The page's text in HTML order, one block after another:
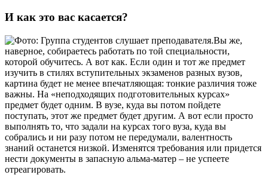
И как это вас касается?
Вы же,
наверное, собираетесь работать по той специальности,
которой обучитесь. А вот как. Если один и тот же предмет
изучить в стилях вступительных экзаменов разных вузов,
картина будет не менее впечатляющая: тонкие различия тоже
важны. На «неподходящих подготовительных курсах»
предмет будет одним. В вузе, куда вы потом пойдете
поступать, этот же предмет будет другим. А вот если просто
выполнять то, что задали на курсах того вуза, куда вы
собрались и ни разу потом не передумали, валентность
знаний останется низкой. Изменятся требования или придется
нести документы в запасную альма-матер – не успеете
отреагировать.